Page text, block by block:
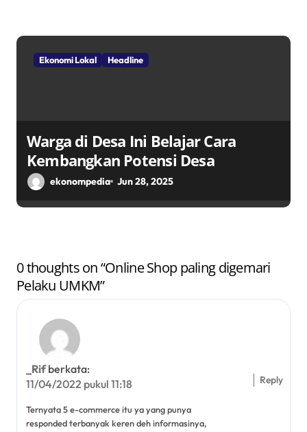
Ekonomi Lokal Headline
Warga di Desa Ini Belajar Cara
Kembangkan Potensi Desa
ekonompedia Jun 28, 2025
0 thoughts on “Online Shop paling digemari
Pelaku UMKM”
_Rif berkata:
11/04/2022 pukul 11:18
Ternyata 5 e-commerce itu ya yang punya
responded terbanyak keren deh informasinya,
Reply